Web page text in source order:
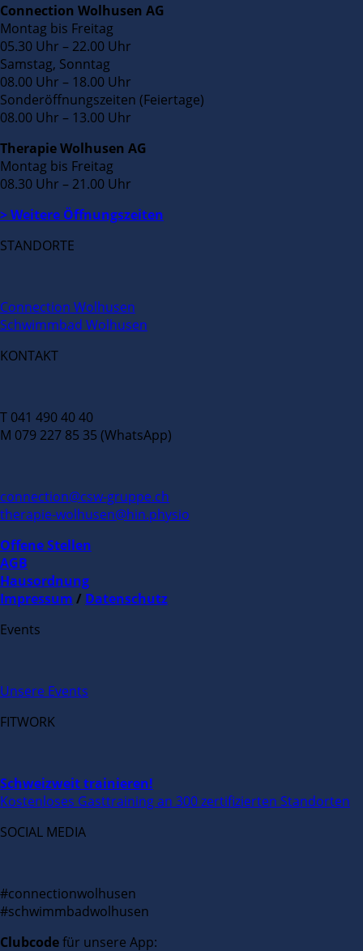
Connection Wolhusen AG
Montag bis Freitag
05.30 Uhr – 22.00 Uhr
Samstag, Sonntag
08.00 Uhr – 18.00 Uhr
Sonderöffnungszeiten (Feiertage)
08.00 Uhr – 13.00 Uhr
Therapie Wolhusen AG
Montag bis Freitag
08.30 Uhr – 21.00 Uhr
> Weitere Öffnungszeiten
STANDORTE
Connection Wolhusen
Schwimmbad Wolhusen
KONTAKT
T 041 490 40 40
M 079 227 85 35 (WhatsApp)
connection@csw-gruppe.ch
therapie-wolhusen@hin.physio
Offene Stellen
AGB
Hausordnung
Impressum / Datenschutz
Events
Unsere Events
FITWORK
Schweizweit trainieren!
Kostenloses Gasttraining an 300 zertifizierten Standorten
SOCIAL MEDIA
#connectionwolhusen
#schwimmbadwolhusen
Clubcodefür unsere App: